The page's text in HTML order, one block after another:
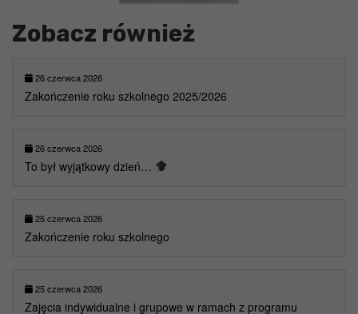
Zobacz również
26 czerwca 2026
Zakończenie roku szkolnego 2025/2026
26 czerwca 2026
To był wyjątkowy dzień…
25 czerwca 2026
Zakończenie roku szkolnego
25 czerwca 2026
Zajęcia indywidualne i grupowe w ramach z programu